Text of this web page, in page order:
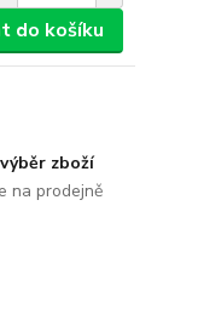
do košíku
zboží
na prodejně